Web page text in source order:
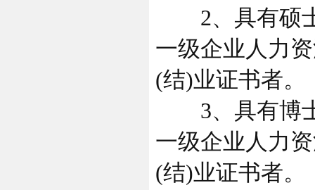
2、具有硕士
一级企业人力
(结)业证书者。
3、具有博士
一级企业人力
(结)业证书者。